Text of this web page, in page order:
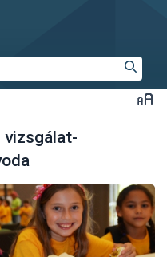
vizsgálat-